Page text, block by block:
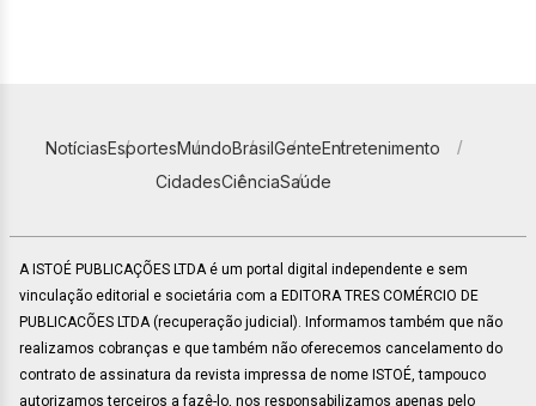
NotíciasEsportesMundoBrasilGenteEntretenimento
CidadesCiênciaSaúde
A ISTOÉ PUBLICAÇÕES LTDA é um portal digital independente e sem
vinculação editorial e societária com a EDITORA TRES COMÉRCIO DE
PUBLICACÕES LTDA (recuperação judicial). Informamos também que não
realizamos cobranças e que também não oferecemos cancelamento do
contrato de assinatura da revista impressa de nome ISTOÉ, tampouco
autorizamos terceiros a fazê-lo, nos responsabilizamos apenas pelo